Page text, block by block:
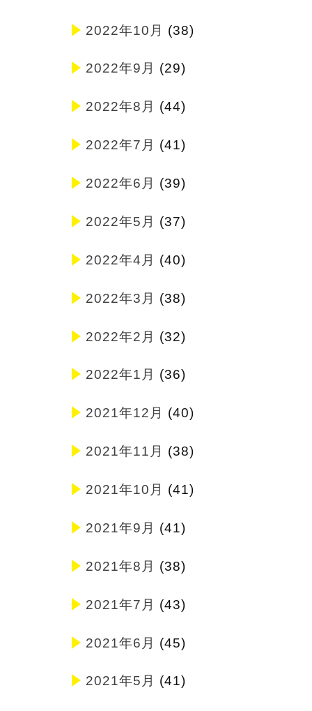
2022年10月 (38)
2022年9月 (29)
2022年8月 (44)
2022年7月 (41)
2022年6月 (39)
2022年5月 (37)
2022年4月 (40)
2022年3月 (38)
2022年2月 (32)
2022年1月 (36)
2021年12月 (40)
2021年11月 (38)
2021年10月 (41)
2021年9月 (41)
2021年8月 (38)
2021年7月 (43)
2021年6月 (45)
2021年5月 (41)